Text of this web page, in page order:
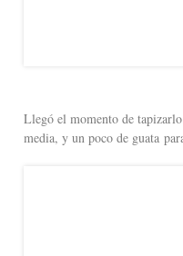
Llegó el momento de
media, y un poco de guata